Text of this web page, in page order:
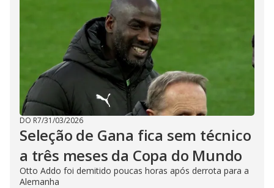
DO R7/31/03/2026
Seleção de Gana fica sem técnico
a três meses da Copa do Mundo
Otto Addo foi demitido poucas horas após derrota para a
Alemanha